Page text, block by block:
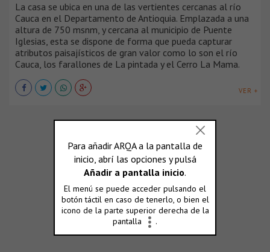
La casa se ubica en una de las vertientes cercanas al río
Cauca en el Departamento de Antioquia. Emplazada a una
altura de 750 msnm, y cercana al municipio de Puente
Iglesias, esta se dispone de forma que pueda capturar
atributos paisajísticos de gran valor como lo son el río
Cauca, los farallones de La pintada y el Cerro La Mama.
VER +